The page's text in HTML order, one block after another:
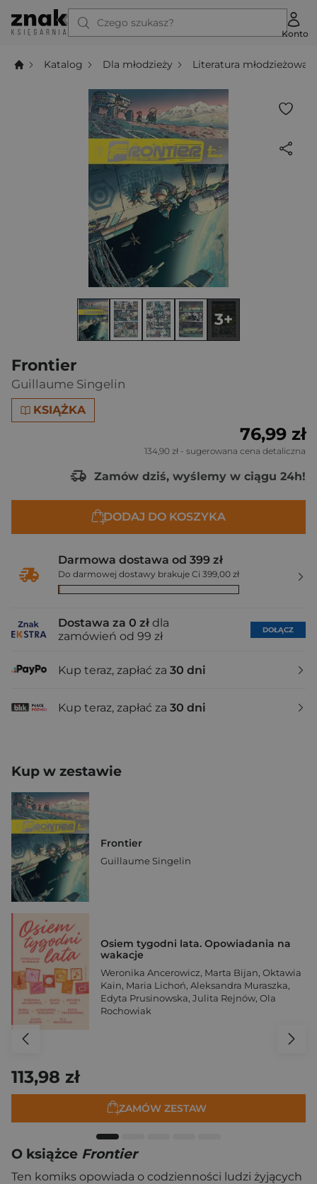
Czego szukasz?
Konto
Katalog Dla młodzieży Literatura młodzieżowa
Frontier
Guillaume Singelin
KSIĄŻKA
3+
76,99 zł
134,90 zł - sugerowana cena detaliczna
Zamów dziś, wyślemy w ciągu 24h!
DODAJ DO KOSZYKA
Darmowa dostawa od 399 zł
Do darmowej dostawy brakuje Ci 399,00 zł
Dostawa za 0 zł dla
zamówień od 99 zł
DOŁĄCZ
Kup teraz, zapłać za 30 dni
Kup teraz, zapłać za 30 dni
Kup w zestawie
Frontier
Guillaume Singelin
Osiem tygodni lata. Opowiadania na
wakacje
Weronika Ancerowicz, Marta Bijan, Oktawia
Kain, Maria Lichoń, Aleksandra Muraszka,
Edyta Prusinowska, Julita Rejnów, Ola
Rochowiak
113,98 zł
ZAMÓW ZESTAW
O książce Frontier
Ten komiks opowiada o codzienności ludzi żyjących